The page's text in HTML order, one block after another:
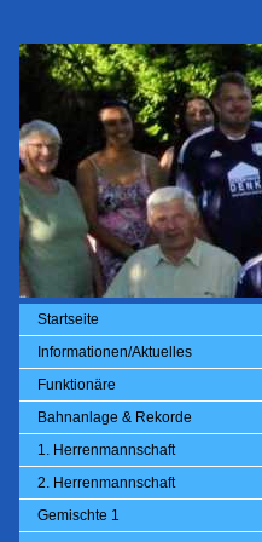
Startseite
Informationen/Aktuelles
Funktionäre
Bahnanlage & Rekorde
1. Herrenmannschaft
2. Herrenmannschaft
Gemischte 1